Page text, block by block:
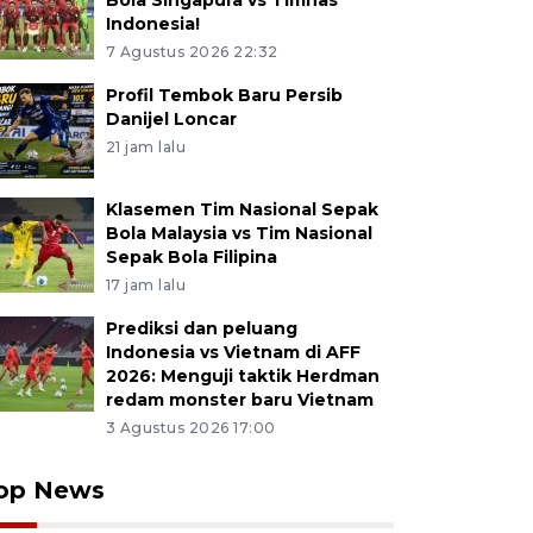
Indonesia!
7 Agustus 2026 22:32
Profil Tembok Baru Persib
Danijel Loncar
21 jam lalu
Klasemen Tim Nasional Sepak
Bola Malaysia vs Tim Nasional
Sepak Bola Filipina
17 jam lalu
Prediksi dan peluang
Indonesia vs Vietnam di AFF
2026: Menguji taktik Herdman
redam monster baru Vietnam
3 Agustus 2026 17:00
News